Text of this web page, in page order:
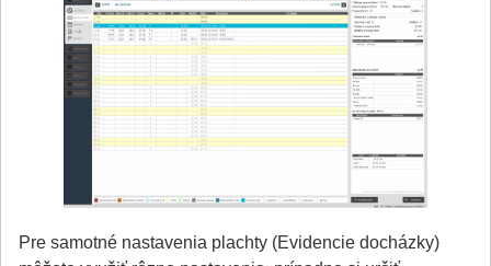
Pre samotné nastavenia plachty (Evidencie docházky)